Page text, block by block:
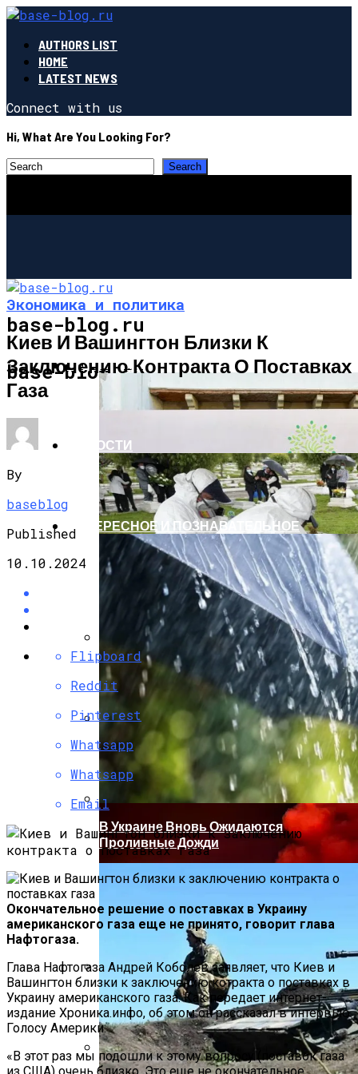
AUTHORS LIST
HOME
LATEST NEWS
Connect with us
Hi, What Are You Looking For?
base-blog.ru
base-blog.ru
ЭКОНОМИКА И ПОЛИТИКА
G7 Договорились Регулировать
Искусственный Интеллект
Растущая Концентрация Власти В
Руках Си Цзиньпина: Мир Не Обмануть
НОВОСТИ
Коронавирус В США Оказался
Смертоноснее «испанки» 1918 Года
ИНТЕРЕСНОЕ И ПОЗНАВАТЕЛЬНОЕ
В Украине Вновь Ожидаются
Проливные Дожди
Экономика и политика
Киев И Вашингтон Близки К
Заключению Контракта О Поставках
Газа
By
baseblog
Published
10.10.2024
Flipboard
Reddit
Pinterest
Whatsapp
Whatsapp
Email
Окончательное решение о поставках в Украину
американского газа еще не принято, говорит глава
Нафтогаза.
Глава Нафтогаза Андрей Коболев заявляет, что Киев и
Вашингтон близки к заключению котракта о поставках в
Украину американского газа. Как передает интернет-
издание Хроника.инфо, об этом он рассказал в интервью
Голосу Америки.
«В этот раз мы подошли к этому вопросу (поставок газа
из США) очень близко. Это еще не окончательное